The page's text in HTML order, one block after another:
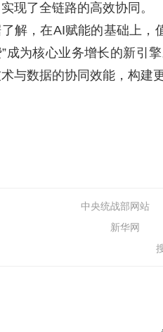
现了全链路的高效协同。
，在AI赋能的基础上，值
成为核心业务增长的新引
与数据的协同效能，构建
中央统战部网站
新华网